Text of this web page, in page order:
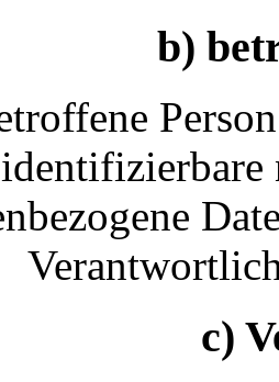
b)
identifizierbare
c)